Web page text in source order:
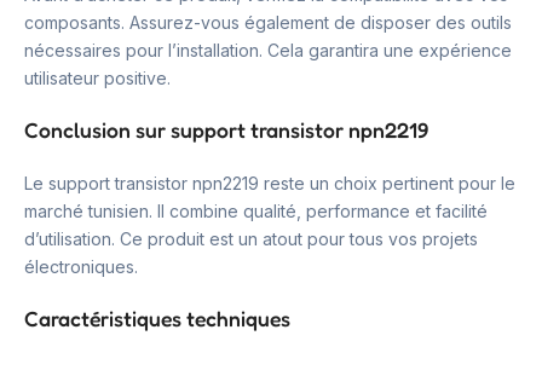
composants. Assurez-vous également de disposer des outils
nécessaires pour l’installation. Cela garantira une expérience
utilisateur positive.
Conclusion sur support transistor npn2219
Le support transistor npn2219 reste un choix pertinent pour le
marché tunisien. Il combine qualité, performance et facilité
d’utilisation. Ce produit est un atout pour tous vos projets
électroniques.
Caractéristiques techniques